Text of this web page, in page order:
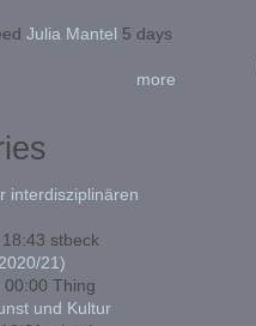
Julia Mantel 5 days
more
interdisziplinären
stbeck
21)
00:00 Thing
und Kultur